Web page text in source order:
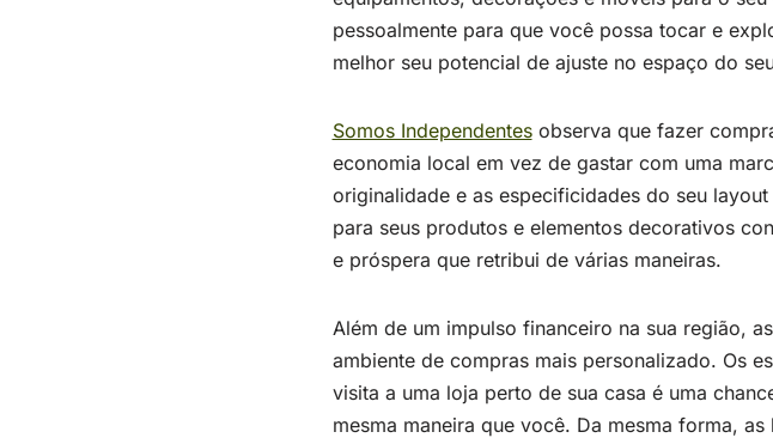
pessoalmente para que você possa tocar e
melhor seu potencial de ajuste no espaço do
Somos Independentesobserva que fazer
economia local em vez de gastar com uma
originalidade e as especificidades do seu
para seus produtos e elementos decorativos
e próspera que retribui de várias maneiras.
Além de um impulso financeiro na sua região,
ambiente de compras mais personalizado. Os
visita a uma loja perto de sua casa é uma
mesma maneira que você. Da mesma forma,